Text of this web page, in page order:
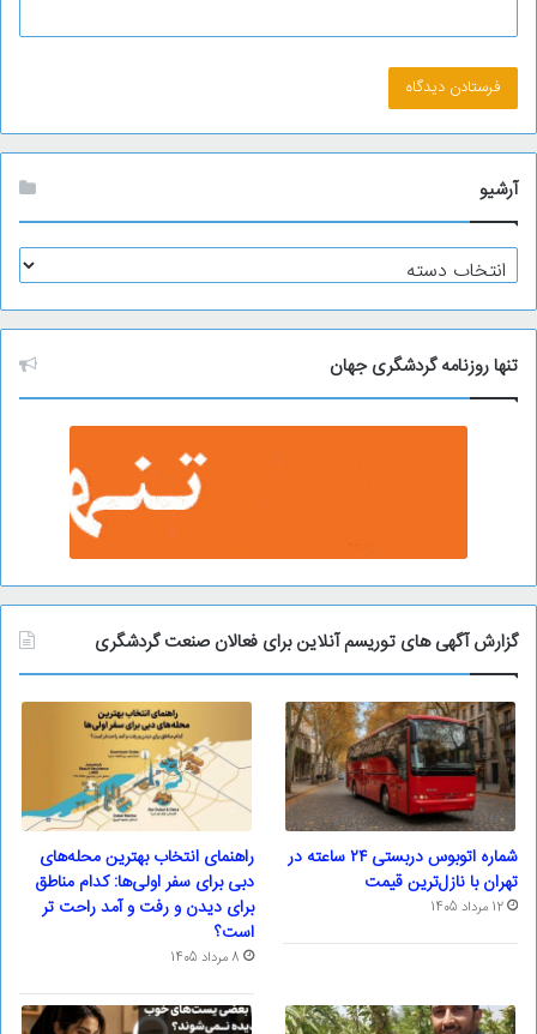
آرشیو
آ
ر
ش
ی
و
تنها روزنامه گردشگری جهان
گزارش آگهی های توریسم آنلاین برای فعالان صنعت گردشگری
شماره اتوبوس دربستی ۲۴ ساعته در
تهران با نازل‌ترین قیمت
12 مرداد 1405
راهنمای انتخاب بهترین محله‌های
دبی برای سفر اولی‌ها: کدام مناطق
برای دیدن و رفت و آمد راحت تر
است؟
8 مرداد 1405